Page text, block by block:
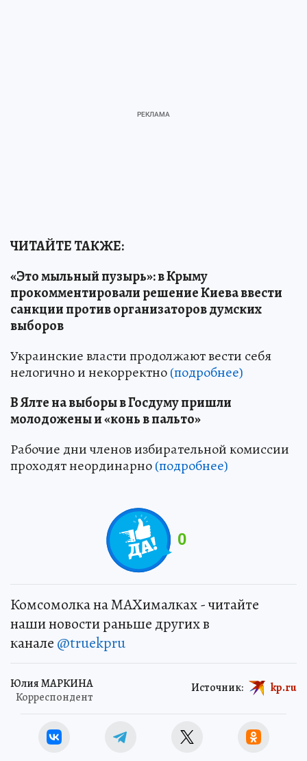
ЧИТАЙТЕ ТАКЖЕ:
«Это мыльный пузырь»: в Крыму
прокомментировали решение Киева ввести
санкции против организаторов думских
выборов
Украинские власти продолжают вести себя
нелогично и некорректно(подробнее)
В Ялте на выборы в Госдуму пришли
молодожены и «конь в пальто»
Рабочие дни членов избирательной комиссии
проходят неординарно(подробнее)
0
Комсомолка на MAXималках - читайте
наши новости раньше других в
канале @truekpru
Юлия МАРКИНА
Корреспондент
Источник: kp.ru